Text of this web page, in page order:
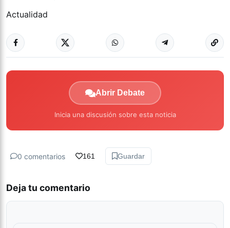
Actualidad
Abrir Debate
Inicia una discusión sobre esta noticia
0 comentarios 161 Guardar
Deja tu comentario